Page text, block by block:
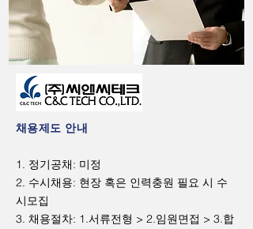
채용제도 안내
1. 정기공채: 미정
2. 수시채용: 현장 혹은 인력충원 필요 시 수
시모집
3. 채용절차: 1.서류전형 > 2.임원면접 > 3.합